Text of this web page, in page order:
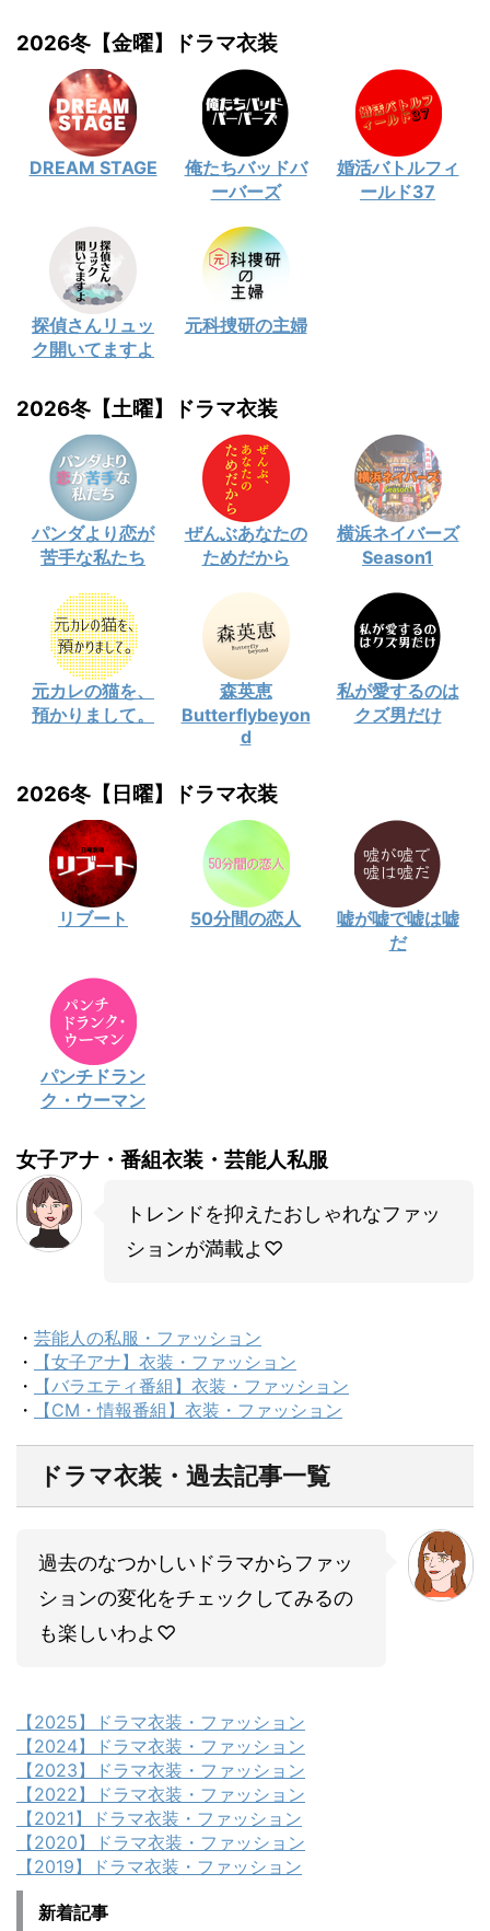
2026冬【金曜】ドラマ衣装
DREAM STAGE
俺たちバッドバ
ーバーズ
婚活バトルフィ
ールド37
探偵さんリュッ
ク開いてますよ
元科捜研の主婦
2026冬【土曜】ドラマ衣装
パンダより恋が
苦手な私たち
ぜんぶあなたの
ためだから
横浜ネイバーズ
Season1
元カレの猫を、
預かりまして。
森英恵
Butterflybeyon
d
私が愛するのは
クズ男だけ
2026冬【日曜】ドラマ衣装
リブート 50分間の恋人
嘘が嘘で嘘は嘘
だ
パンチドラン
ク・ウーマン
女子アナ・番組衣装・芸能人私服
トレンドを抑えたおしゃれなファッ
ションが満載よ♡
・ 芸能人の私服・ファッション
・
【女子アナ】衣装・ファッション
・
【バラエティ番組】衣装・ファッション
・
【CM・情報番組】衣装・ファッション
ドラマ衣装・過去記事一覧
過去のなつかしいドラマからファッ
ションの変化をチェックしてみるの
も楽しいわよ♡
【2025】ドラマ衣装・ファッション
【2024】ドラマ衣装・ファッション
【2023】ドラマ衣装・ファッション
【2022】ドラマ衣装・ファッション
【2021】ドラマ衣装・ファッション
【2020】ドラマ衣装・ファッション
【2019】ドラマ衣装・ファッション
新着記事